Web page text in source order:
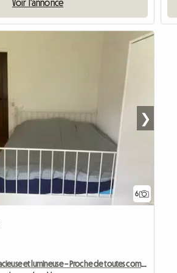
Voir l'annonce
6
❯
Chambre spacieuse et lumineuse – Proche de toutes commodités